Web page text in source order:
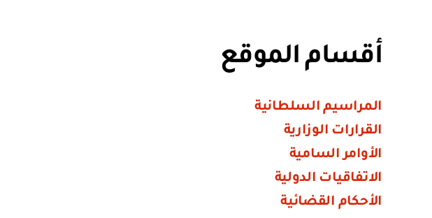
أقسام الموقع
المراسيم السلطانية
القرارات الوزارية
الأوامر السامية
الاتفاقيات الدولية
الأحكام القضائية